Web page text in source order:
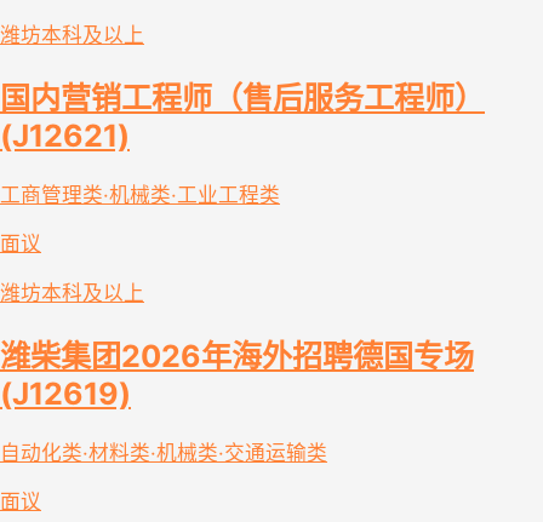
潍坊本科及以上
国内营销工程师（售后服务工程师）
(J12621)
工商管理类·机械类·工业工程类
面议
潍坊本科及以上
潍柴集团2026年海外招聘德国专场
(J12619)
自动化类·材料类·机械类·交通运输类
面议